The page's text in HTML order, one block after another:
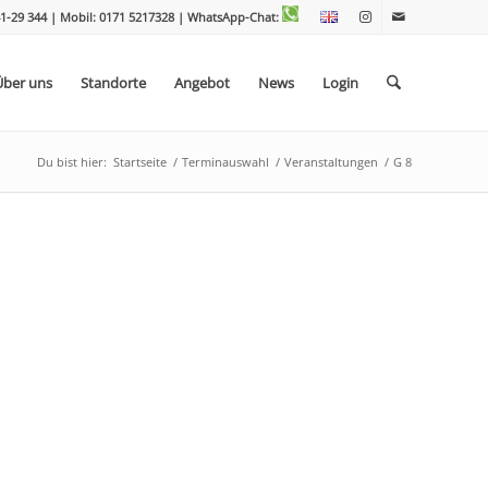
29 344 | Mobil: 0171 5217328 | WhatsApp-Chat:
uns Standorte Angebot News Login
Du bist hier: Startseite / Terminauswahl / Veranstaltungen / G 8